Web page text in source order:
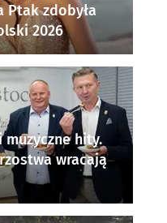
Ptak zdobyła
2026
hity.
wracają